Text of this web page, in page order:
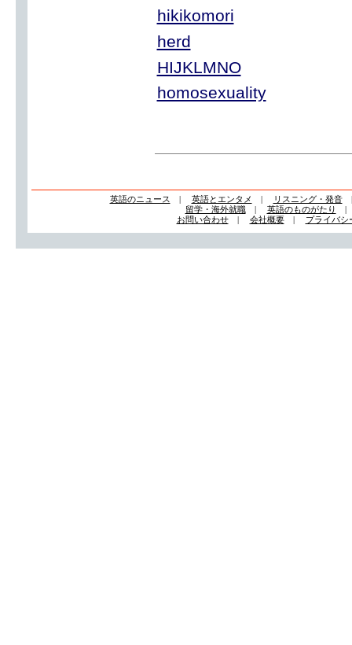
hikikomori
herd
HIJKLMNO
homosexuality
英語のニュース | 英語とエンタメ | リスニング・発音
留学・海外就職| 英語のものがたり
お問い合わせ| 会社概要| プライバシ